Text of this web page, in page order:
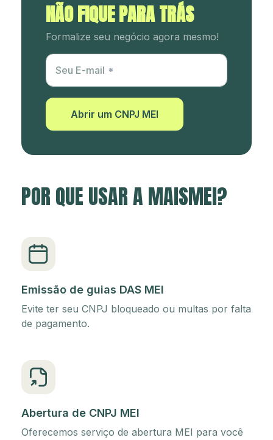
NÃO FIQUE PARA TRÁS
Formalize seu negócio agora mesmo!
Utm Content
Seu E-mail
Abrir um CNPJ MEI
POR QUE USAR A MAISMEI?
Emissão de guias DAS MEI
Evite ter seu CNPJ bloqueado ou multas por falta
de pagamento.
Abertura de CNPJ MEI
Oferecemos serviço de abertura MEI para você